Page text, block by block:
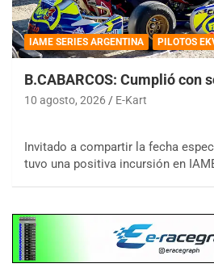
IAME SERIES ARGENTINA PILOTOS
B.CABARCOS: Cumplió con
10 agosto, 2026 E-Kart
Invitado a compartir la fecha
tuvo una positiva incursión en